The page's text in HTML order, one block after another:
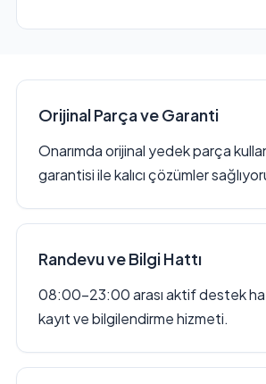
Orijinal Parça ve Garanti
Onarımda orijinal yedek parça
garantisi ile kalıcı çözümler
Randevu ve Bilgi Hattı
08:00–23:00 arası aktif destek
kayıt ve bilgilendirme hizmeti.